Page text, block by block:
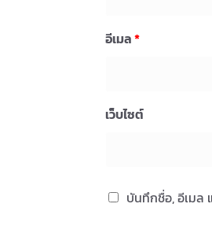
อีเมล*
เว็บไซต์
บันทึกชื่อ, อีเมล